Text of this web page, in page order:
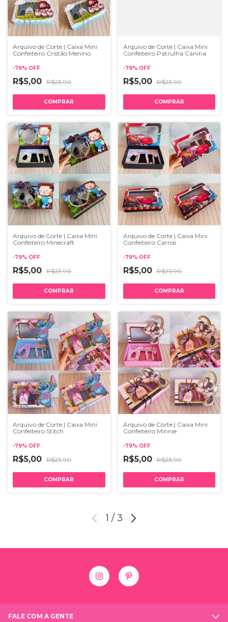
Arquivo de Corte | Caixa Mini
Confeiteiro Cristão Menino
-79% OFF
R$5,00 R$23,90
Arquivo de Corte | Caixa Mini
Confeiteiro Patrulha Canina
-79% OFF
R$5,00 R$23,90
Arquivo de Corte | Caixa Mini
Confeiteiro Minecraft
-79% OFF
R$5,00 R$23,90
Arquivo de Corte | Caixa Mini
Confeiteiro Carros
-79% OFF
R$5,00 R$23,90
Arquivo de Corte | Caixa Mini
Confeiteiro Stitch
-79% OFF
R$5,00 R$23,90
Arquivo de Corte | Caixa Mini
Confeiteiro Minnie
-79% OFF
R$5,00 R$23,90
1 / 3
FALE COM A GENTE